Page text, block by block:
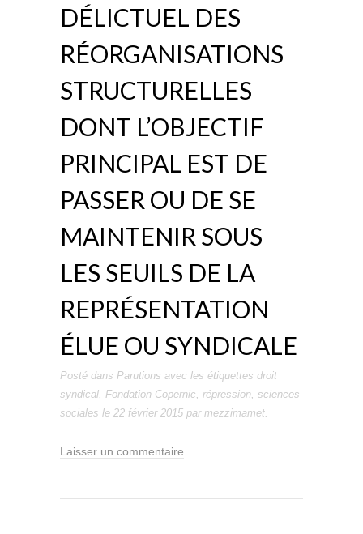
DÉLICTUEL DES
RÉORGANISATIONS
STRUCTURELLES
DONT L’OBJECTIF
PRINCIPAL EST DE
PASSER OU DE SE
MAINTENIR SOUS
LES SEUILS DE LA
REPRÉSENTATION
ÉLUE OU SYNDICALE
Posté dans Parutions avec les étiquettes droit
syndical, Fondation Copernic, répression, sciences
sociales le 22 février 2015 par mezzimamet.
Laisser un commentaire